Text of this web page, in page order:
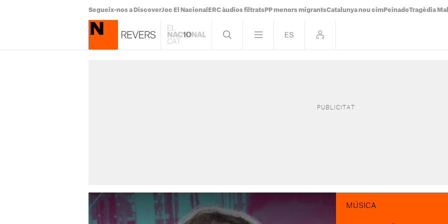
Segueix-nos a DiscoverJoc El Nacional ERC àudios filtrats PP menors migrantsCatalunya nou cim PeinadoTragèdia
MÚSICA